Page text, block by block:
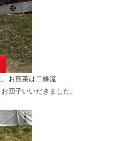
お煎茶は二條流
団子いいだきました。